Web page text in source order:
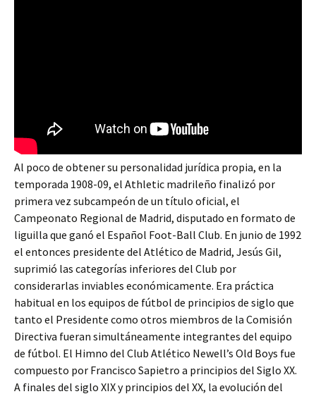
Al poco de obtener su personalidad jurídica propia, en la
temporada 1908-09, el Athletic madrileño finalizó por
primera vez subcampeón de un título oficial, el
Campeonato Regional de Madrid, disputado en formato de
liguilla que ganó el Español Foot-Ball Club. En junio de 1992
el entonces presidente del Atlético de Madrid, Jesús Gil,
suprimió las categorías inferiores del Club por
considerarlas inviables económicamente. Era práctica
habitual en los equipos de fútbol de principios de siglo que
tanto el Presidente como otros miembros de la Comisión
Directiva fueran simultáneamente integrantes del equipo
de fútbol. El Himno del Club Atlético Newell’s Old Boys fue
compuesto por Francisco Sapietro a principios del Siglo XX.
A finales del siglo XIX y principios del XX, la evolución del